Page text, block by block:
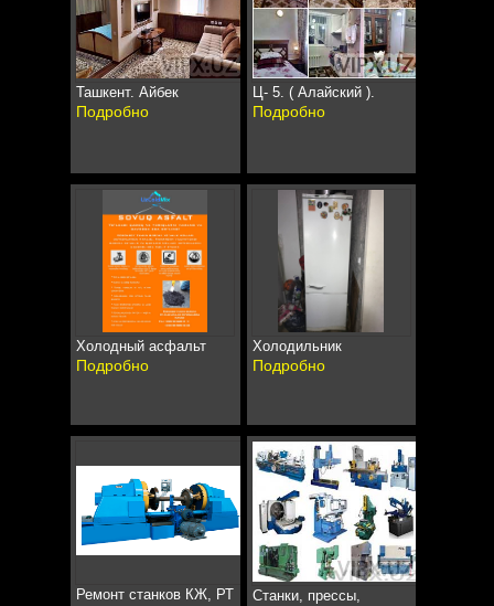
Ташкент. Айбек
Подробно
Ц- 5. ( Алайский ).
Подробно
Холодный асфальт
Подробно
Холодильник
Подробно
Ремонт станков КЖ, РТ
Станки, прессы,